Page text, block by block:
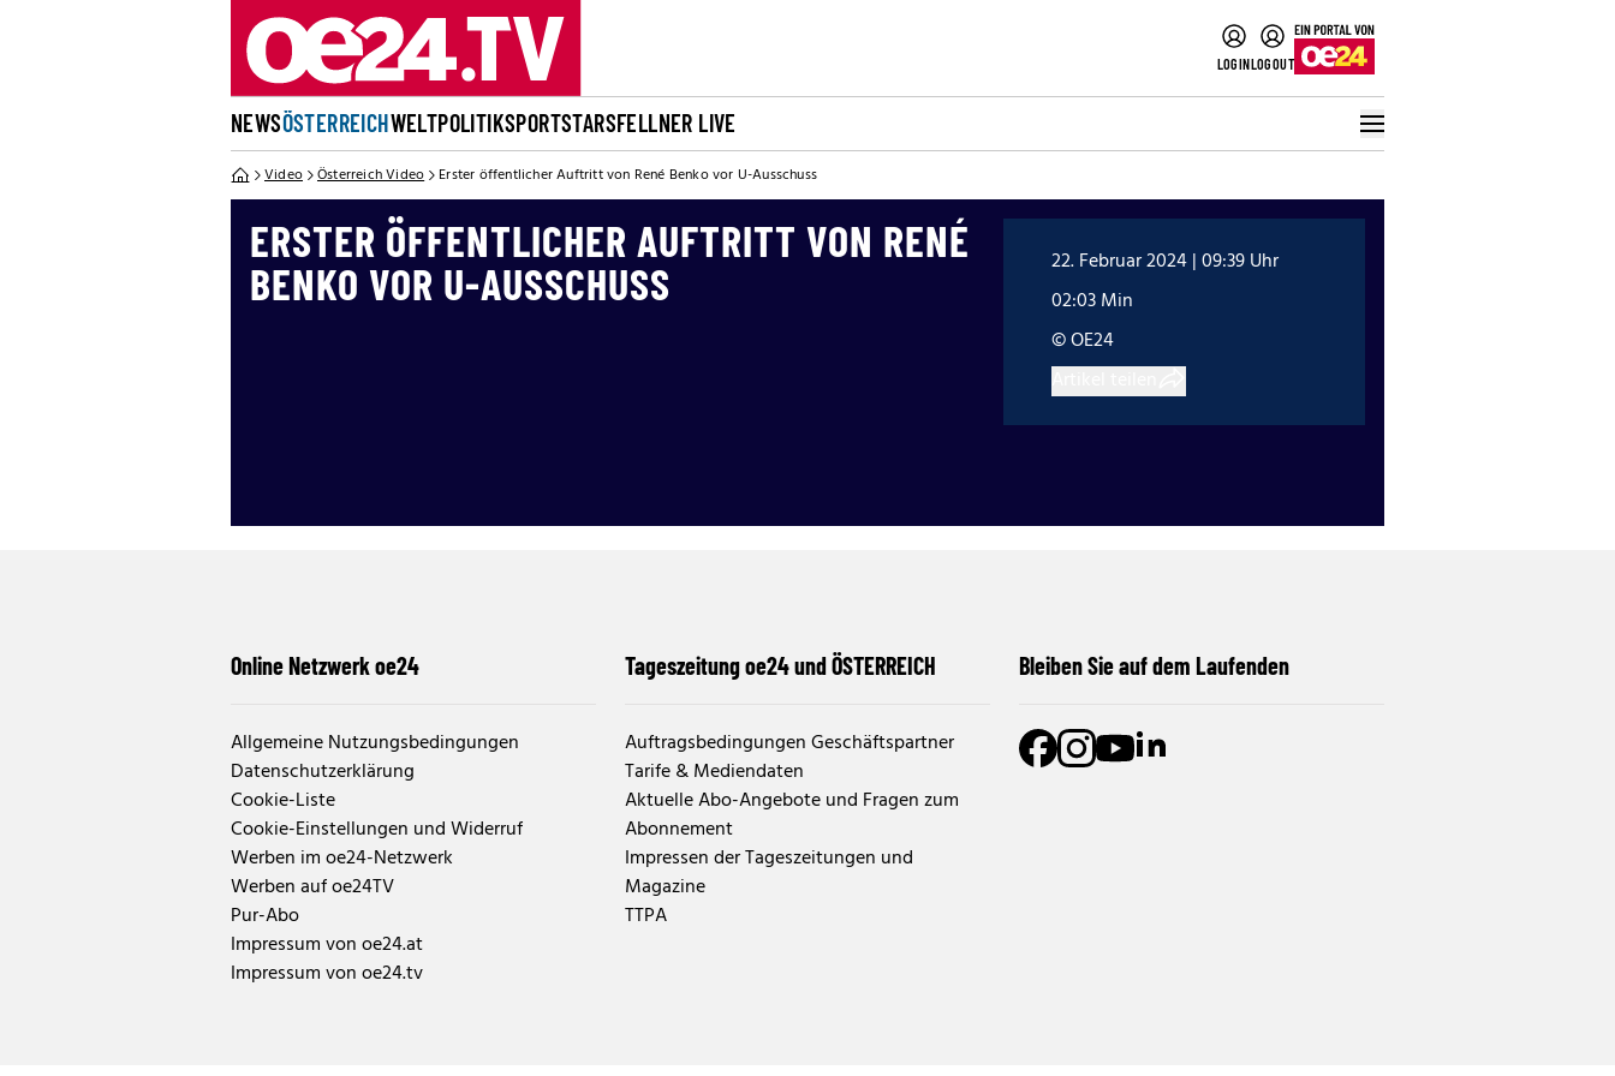
LOGINLOGOUT
NEWSÖSTERREICHWELTPOLITIKSPORTSTARSFELLNER LIVE
Video Österreich Video Erster öffentlicher Auftritt von René Benko vor U-Ausschuss
ERSTER ÖFFENTLICHER AUFTRITT VON RENÉ
BENKO VOR U-AUSSCHUSS
22. Februar 2024 | 09:39 Uhr
02:03 Min
© OE24
Online Netzwerk oe24
Allgemeine Nutzungsbedingungen
Datenschutzerklärung
Cookie-Liste
Cookie-Einstellungen und Widerruf
Werben im oe24-Netzwerk
Werben auf oe24TV
Pur-Abo
Impressum von oe24.at
Impressum von oe24.tv
Tageszeitung oe24 und ÖSTERREICH
Auftragsbedingungen Geschäftspartner
Tarife & Mediendaten
Aktuelle Abo-Angebote und Fragen zum
Abonnement
Impressen der Tageszeitungen und
Magazine
TTPA
Bleiben Sie auf dem Laufenden